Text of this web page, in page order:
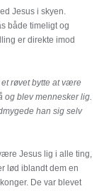
Jesus i skyen.
både timeligt og
er direkte imod
røvet bytte at være
og blev mennesker lig.
han sig selv
Jesus lig i alle ting,
lød iblandt dem en
De var blevet